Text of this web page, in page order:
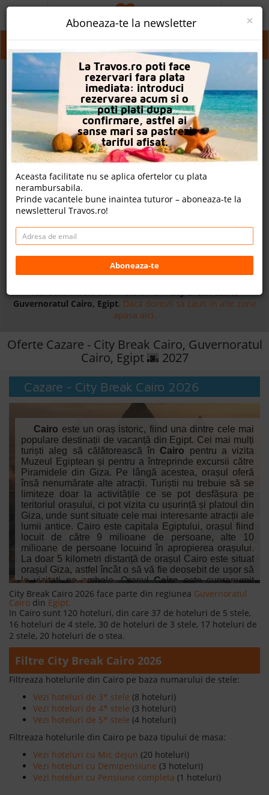
Cairo
Aici sunt afisate doar hoteluri dinCity Break Cairo,
Guvernoratul Cairo, Egipt. Daca doresti sa cauti in alte zone
apasa aici.
Oferte Cazare - City Break Cairo, Guvernoratul
Cairo, Egipt 🌆 2027
Cazare - City Break Cairo 2026
Cairo este un oraș istoric, fiind una dintre cele mai
populare destinații de vacanță din Egipt. Cei mai mulți
turiști aleg să călătorească în Cairo pentru a vizita
Muzeul Egiptean și pentru a întreprinde excursii către
Piramidele din Giza. Pe lângă acestea, orașul oferă
însă nenumărate alte atracții. Turiștii nu trebuie să se
limiteze doar la activitățile ce se pot desfășura pe
teritoriul orașului, ci pot vizita cu ușurință și platoul din
Giza, unde sunt situate cele mai interesante atracții ale
lumii antice. Cairo este capitala Egiptului, orașul fiind
locuit de către 9 milioane de persoane, alte 10
milioane de persoane locuind în apropierea orașului.
La doar 5 kilometri distanță de orașul Cairo este situat
orașul Giza, astfel încât o să vă fie deosebit de ușor să
le vizitați pe ambele. OrașulCairoeste supranumit
orașul celor 1000 de minarete, predominante fiind
construcțiile orientale.
Citeste mai mult
City Break Cairo 2026 face parte din regiunea Guvernoratul
Cairo din Egipt.
In Cairo sunt 120 hoteluri, din care 37 de hoteluri de 5 stele,
16 hoteluri de 4 stele, 30 de hoteluri de 3 stele, 17 hoteluri de
2 stele, 20 hoteluri de o stea.
Filtre City Break Cairo 2026
Filtreaza hotelurile din Cairo pe baza numarului de stele:
Vezi hoteluri de 3* stele (8 hoteluri)
Vezi hoteluri de 4* stele (3 hoteluri)
Vezi hoteluri de 5* stele (4 hoteluri)
Filtreaza hotelurile din Cairo pe baza tipului de masa:
Vezi hoteluri cu Mic dejun (20 hoteluri)
Vezi hoteluri cu Demipensiune (3 hoteluri)
Vezi hoteluri cu Pensiune completa (1 hoteluri)
PROMO
CAUTA REZERVARE
OFERTA PERSONALIZATA
DESPRE NOI
LOGIN
CAZARE
CHARTER AVION
CAZARE + AUTOCAR
CONTACT
×
Aboneaza-te la newsletter
La Travos.ro poti face
rezervari fara plata
imediata: introduci
rezervarea acum si o
poti plati dupa
confirmare, astfel ai
sanse mari sa pastrezi
tariful afisat.
Aceasta facilitate nu se aplica ofertelor cu plata
nerambursabila.
Prinde vacantele bune inaintea tuturor – aboneaza-te la
newsletterul Travos.ro!
Aboneaza-te